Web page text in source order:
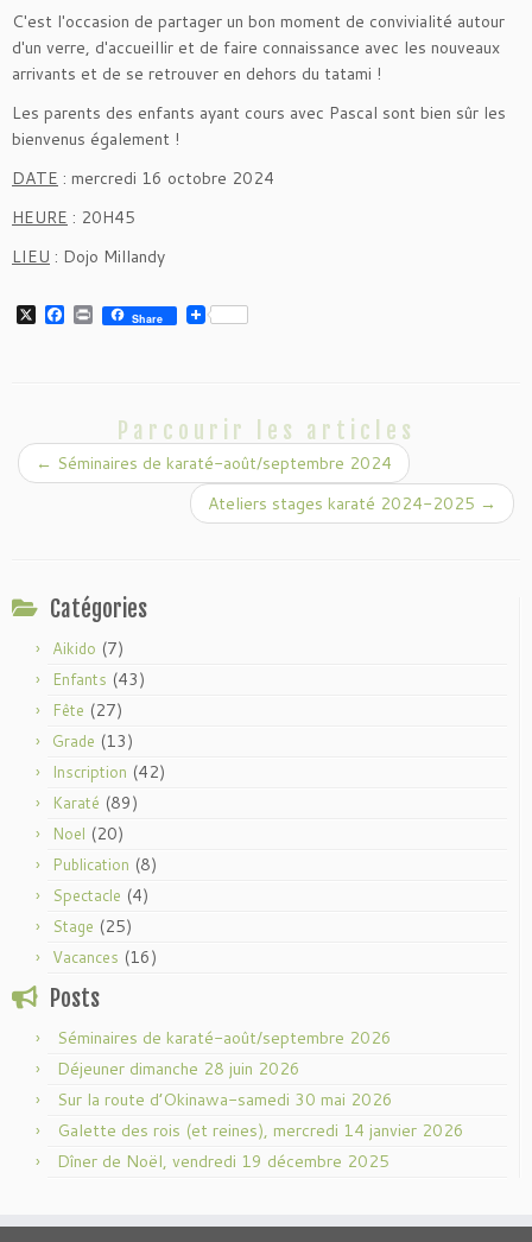
C'est l'occasion de partager un bon moment de convivialité autour
d'un verre, d'accueillir et de faire connaissance avec les nouveaux
arrivants et de se retrouver en dehors du tatami !
Les parents des enfants ayant cours avec Pascal sont bien sûr les
bienvenus également !
DATE : mercredi 16 octobre 2024
HEURE : 20H45
LIEU : Dojo Millandy
X F
k
P Share
Parcourir les articles
← Séminaires de karaté-août/septembre 2024
Ateliers stages karaté 2024-2025 →
Catégories
Aikido (7)
Enfants (43)
Fête (27)
Grade (13)
Inscription (42)
Karaté (89)
Noel (20)
Publication (8)
Spectacle (4)
Stage (25)
Vacances (16)
Posts
Séminaires de karaté-août/septembre 2026
Déjeuner dimanche 28 juin 2026
Sur la route d’Okinawa-samedi 30 mai 2026
Galette des rois (et reines), mercredi 14 janvier 2026
Dîner de Noël, vendredi 19 décembre 2025